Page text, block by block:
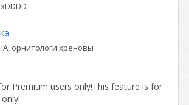
орнитологи хреновы
Premium users only!This feature is for